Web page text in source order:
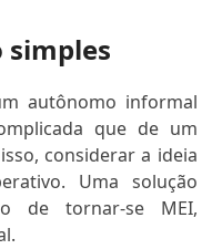
simples
autônomo informal
que de um
considerar a ideia
Uma solução
de tornar-se MEI,